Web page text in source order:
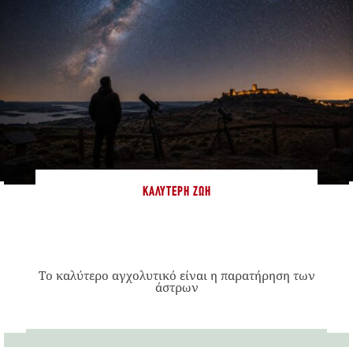
ΚΑΛΎΤΕΡΗ ΖΩΉ
Το καλύτερο αγχολυτικό είναι η παρατήρηση των
άστρων